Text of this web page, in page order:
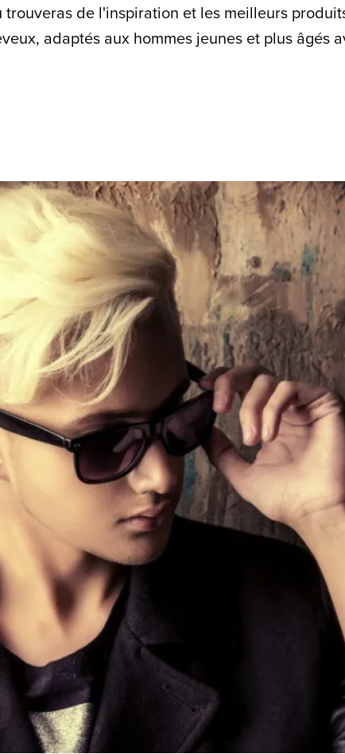
trouveras de l'inspiration et les meilleurs
adaptés aux hommes jeunes et plus âgés